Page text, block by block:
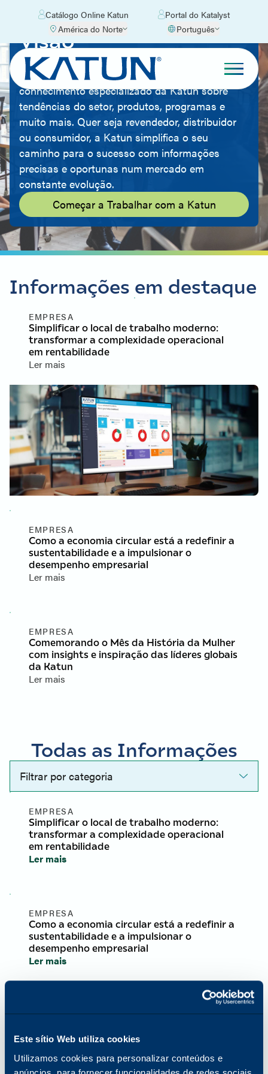
Este sítio Web utiliza cookies
Utilizamos cookies para personalizar conteúdos e
Catálogo Online Katun
Portal do Katalyst
América do Norte
Português
Visão
Amplie o seu conhecimento sobre o mercado de
equipamento de escritório graças ao
conhecimento especializado da Katun sobre
tendências do setor, produtos, programas e
muito mais. Quer seja revendedor, distribuidor
ou consumidor, a Katun simplifica o seu
caminho para o sucesso com informações
precisas e oportunas num mercado em
constante evolução.
Começar a Trabalhar com a Katun
Informações em destaque
EMPRESA
Simplificar o local de trabalho moderno:
transformar a complexidade operacional
em rentabilidade
Ler mais
EMPRESA
Como a economia circular está a redefinir a
sustentabilidade e a impulsionar o
desempenho empresarial
Ler mais
EMPRESA
Comemorando o Mês da História da Mulher
com insights e inspiração das líderes globais
da Katun
Ler mais
Todas as Informações
Filtrar por categoria
EMPRESA
Simplificar o local de trabalho moderno:
transformar a complexidade operacional
em rentabilidade
Ler mais
EMPRESA
Como a economia circular está a redefinir a
sustentabilidade e a impulsionar o
desempenho empresarial
Ler mais
EMPRESA
com insights e inspiração das líderes globais
Ler mais